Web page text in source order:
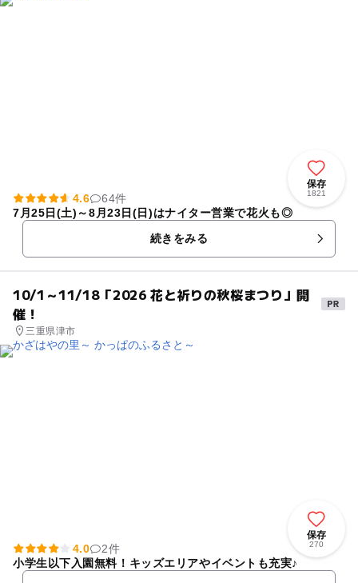
保存
1821
4.6
64件
7月25日(土)～8月23日(日)はナイター営業で花火も◎
続きをみる
10/1～11/18「2026 花と祈りの秋桜まつり」開
催！
三重県津市
保存
270
4.0
2件
小学生以下入園無料！キッズエリアやイベントも充実♪